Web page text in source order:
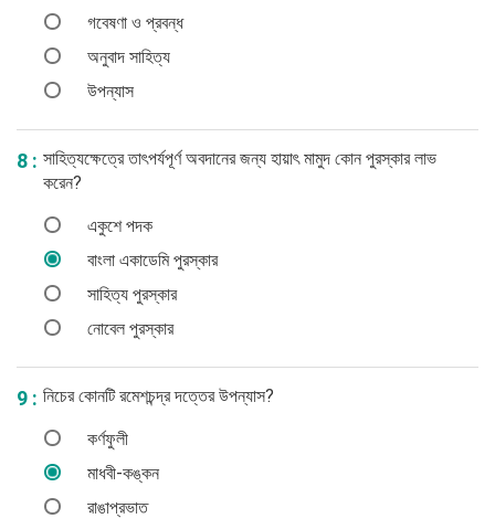
গবেষণা ও প্রবন্ধ
অনুবাদ সাহিত্য
উপন্যাস
8 : সাহিত্যক্ষেত্রে তাৎপর্যপূর্ণ অবদানের জন্য হায়াৎ মামুদ কোন পুরস্কার লাভ
করেন?
একুশে পদক
বাংলা একাডেমি পুরস্কার
সাহিত্য পুরস্কার
নোবেল পুরস্কার
9 : নিচের কোনটি রমেশচন্দ্র দত্তের উপন্যাস?
কর্ণফুলী
মাধবী-কঙ্কন
রাঙাপ্রভাত